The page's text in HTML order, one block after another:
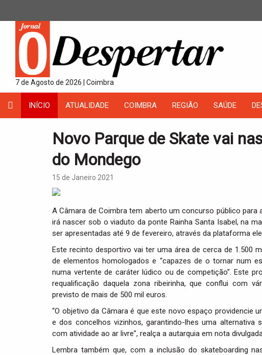
7 de Agosto de 2026 | Coimbra
INÍCIO ATUALIDADE COIMBRA REGIÃO SAÚDE
Novo Parque de Skate vai
do Mondego
15 de Janeiro 2021
A Câmara de Coimbra tem aberto um concurso público para
irá nascer sob o viaduto da ponte Rainha Santa Isabel, na
ser apresentadas até 9 de fevereiro, através da plataforma
Este recinto desportivo vai ter uma área de cerca de 1.500
de elementos homologados e “capazes de o tornar num
numa vertente de caráter lúdico ou de competição”. Este
requalificação daquela zona ribeirinha, que conflui com
previsto de mais de 500 mil euros.
“O objetivo da Câmara é que este novo espaço providencie
e dos concelhos vizinhos, garantindo-lhes uma alternativa
com atividade ao ar livre”, realça a autarquia em nota divulgada.
Lembra também que, com a inclusão do skateboarding